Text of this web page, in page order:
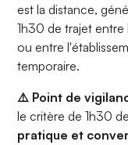
est la distance,
1h30 de trajet entre
ou entre
temporaire.
⚠️ Point de
le critère de 1h30
pratique et